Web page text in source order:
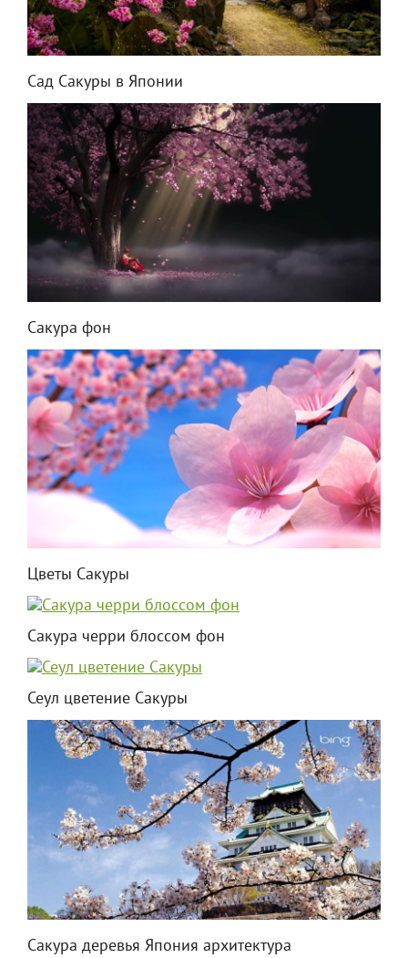
Сад Сакуры в Японии
Сакура фон
Цветы Сакуры
Сакура черри блоссом фон
Сеул цветение Сакуры
Сакура деревья Япония архитектура